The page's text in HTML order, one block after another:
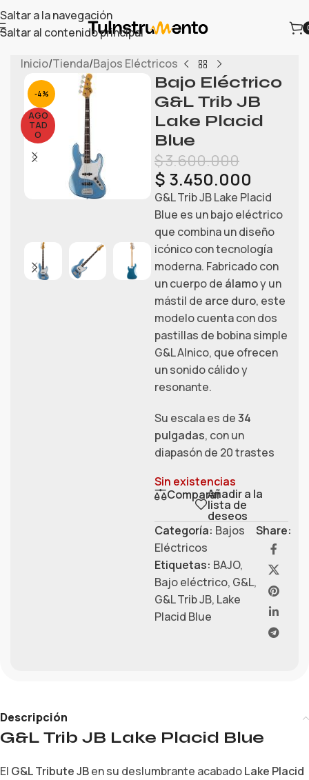
Saltar a la navegación
Saltar al contenido principal
Inicio/Tienda/Bajos Eléctricos
-4%
AGO
TAD
O
Bajo Eléctrico
G&L Trib JB
Lake Placid
Blue
$3.600.000
$ 3.450.000
G&L Trib JB Lake Placid
Blue es un bajo eléctrico
que combina un diseño
icónico con tecnología
moderna. Fabricado con
un cuerpo de álamoy un
mástil de arce duro, este
modelo cuenta con dos
pastillas de bobina simple
G&L Alnico, que ofrecen
un sonido cálido y
resonante.
Su escala es de34
pulgadas, con un
diapasón de 20 trastes
Sin existencias
CompararAñadir a la
lista de
deseos
Categoría: Bajos
Eléctricos
Etiquetas: BAJO,
Bajo eléctrico, G&L,
G&L Trib JB, Lake
Placid Blue
Share:
Descripción
G&L Trib JB Lake Placid Blue
El G&L Tribute JBen su deslumbrante acabadoLake Placid